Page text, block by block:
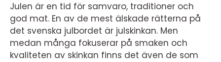
Julen är en tid för samvaro, traditioner och
god mat. En av de mest älskade rätterna på
det svenska julbordet är julskinkan. Men
medan många fokuserar på smaken och
kvaliteten av skinkan finns det även de som